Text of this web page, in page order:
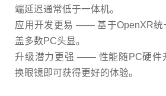
端延迟通常低于一体机。
应用开发更易 ——基于OpenXR统
盖多数PC头显。
升级潜力更强 —— 性能随 PC硬件
换眼镜即可获得更好的体验。